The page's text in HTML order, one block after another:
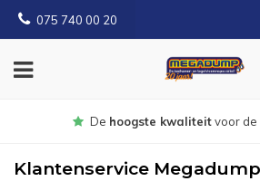
075 740 00 20
Gratisbezorgd vanaf
Klantenservice